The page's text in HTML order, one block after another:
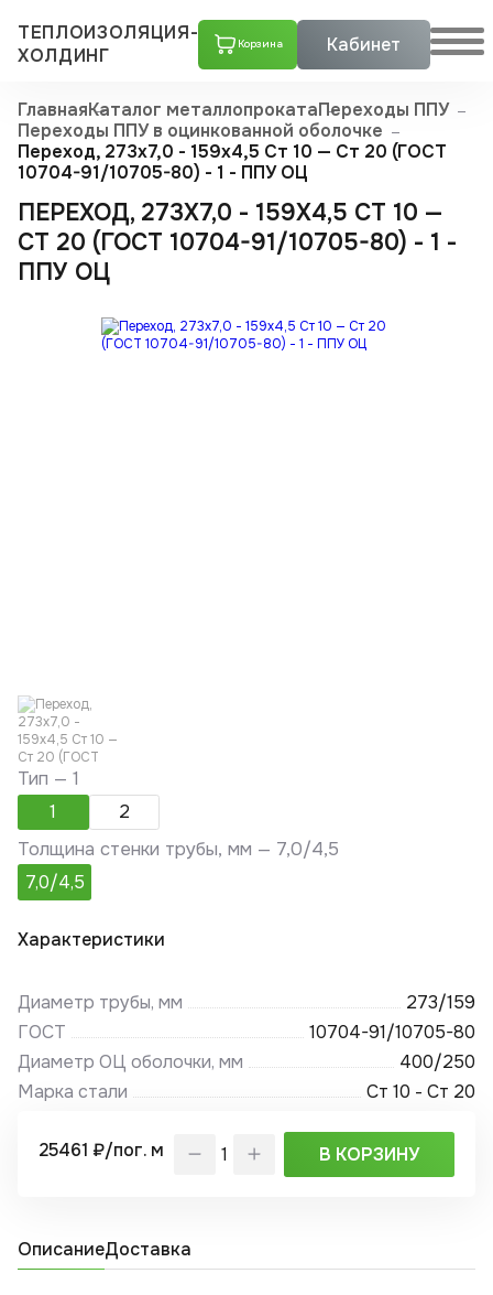
ТЕПЛОИЗОЛЯЦИЯ-
ХОЛДИНГ
Корзина Кабинет
ГлавнаяКаталог металлопрокатаПереходы ППУ
Переходы ППУ в оцинкованной оболочке
Переход, 273х7,0 - 159x4,5 Ст 10 — Ст 20 (ГОСТ
10704-91/10705-80) - 1 - ППУ ОЦ
ПЕРЕХОД, 273Х7,0 - 159X4,5 СТ 10 —
СТ 20 (ГОСТ 10704-91/10705-80) - 1 -
ППУ ОЦ
Тип —1
1
2
Толщина стенки трубы, мм — 7,0/4,5
7,0/4,5
Характеристики
Диаметр трубы, мм
273/159
ГОСТ
10704-91/10705-80
Диаметр ОЦ оболочки, мм
400/250
Марка стали
Ст 10 - Ст 20
25461 ₽/пог. м В КОРЗИНУ
ОписаниеДоставка